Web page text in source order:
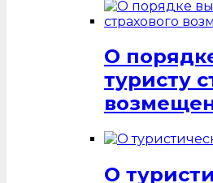
О
туристу
О